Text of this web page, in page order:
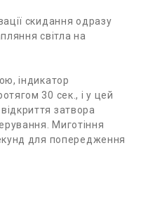
скидання одразу
світла на
індикатор
30 сек., і у цей
затвора
Миготіння
для попередження